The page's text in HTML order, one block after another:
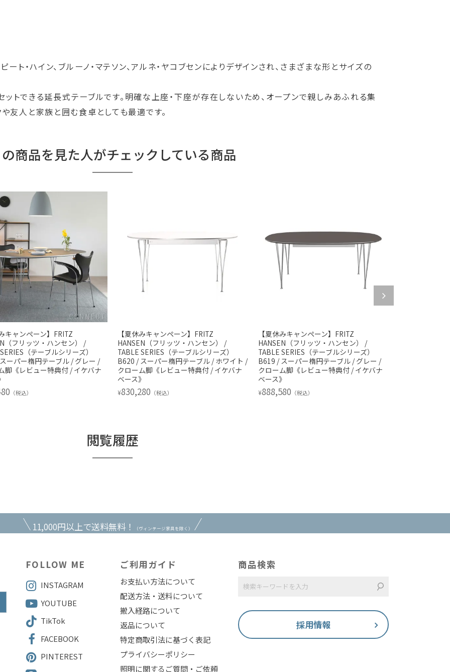
ート・ハイン、ブルーノ・マテソン、アルネ・ヤコブセンによりデザインされ、さまざまな形とサイズの
トできる延長式テーブルです。明確な上座・下座が存在しないため、オープンで親しみあふれる集
友人と家族と囲む食卓としても最適です。
商品を見た人がチェックしている商品
キャンペーン】FRITZ
（フリッツ・ハンセン） /
（テーブルシリーズ）
ーパー楕円テーブル / グレー /
脚《レビュー特典付 / イケバナ
（税込）
【夏休みキャンペーン】FRITZ
HANSEN（フリッツ・ハンセン） /
TABLE SERIES（テーブルシリーズ）
B620 / スーパー楕円テーブル / ホワイト /
クローム脚《レビュー特典付 / イケバナ
ベース》
¥830,280 （税込）
【夏休みキャンペーン】FRITZ
HANSEN（フリッツ・ハンセン） /
TABLE SERIES（テーブルシリーズ）
B619 / スーパー楕円テーブル / グレー /
クローム脚《レビュー特典付 / イケバナ
ベース》
¥888,580 （税込）
閲覧履歴
11,000円以上で送料無料！ （ヴィンテージ家具を除く）
FOLLOW ME
INSTAGRAM
YOUTUBE
TikTok
FACEBOOK
PINTEREST
ご利用ガイド
お支払い方法について
配送方法・送料について
搬入経路について
返品について
特定商取引法に基づく表記
プライバシーポリシー
照明に関するご質問・ご依頼
商品検索
採用情報